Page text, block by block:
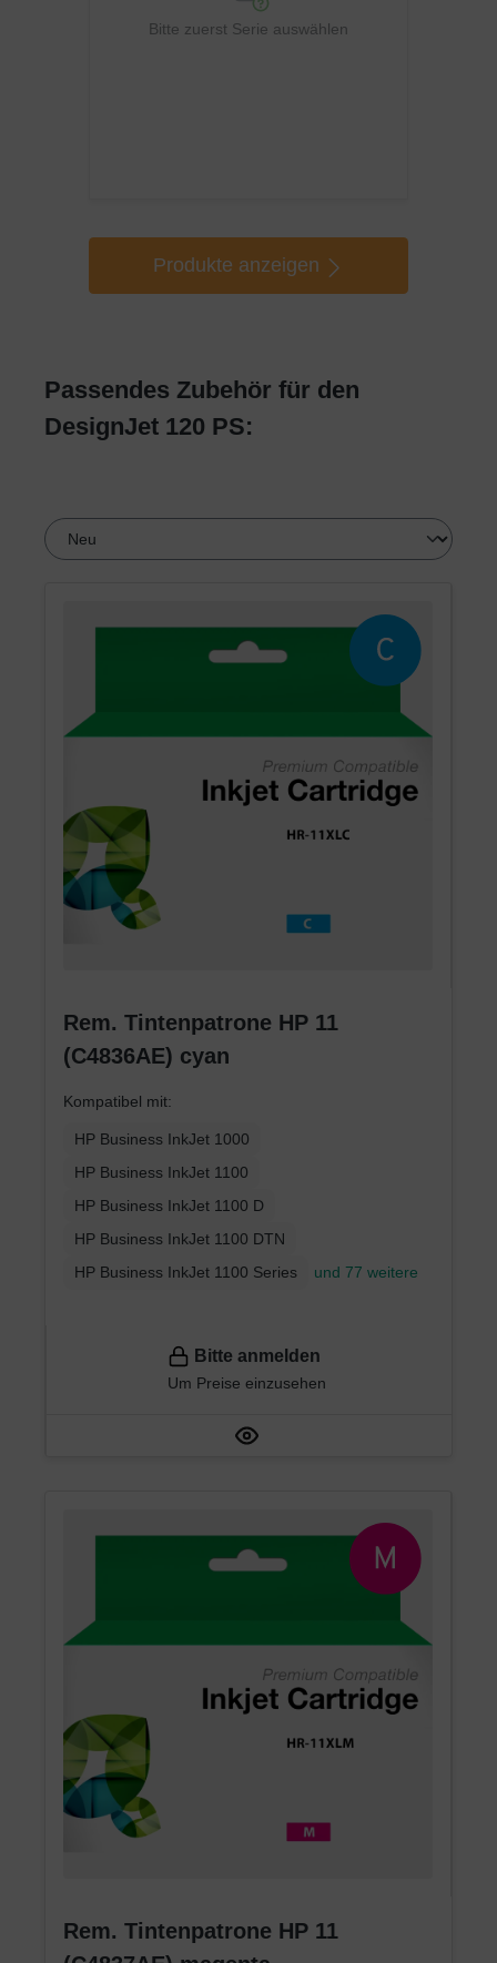
Bitte zuerst Serie auswählen
Produkte anzeigen
Passendes Zubehör für den
DesignJet 120 PS:
Rem. Tintenpatrone HP 11
(C4836AE) cyan
Kompatibel mit:
HP Business InkJet 1000
HP Business InkJet 1100
HP Business InkJet 1100 D
HP Business InkJet 1100 DTN
HP Business InkJet 1100 Series
und 77 weitere
Bitte anmelden
Um Preise einzusehen
Rem. Tintenpatrone HP 11